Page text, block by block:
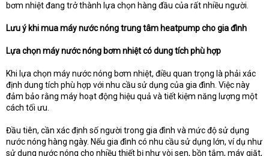
bơm nhiệt đang trở thành lựa chọn hàng đầu của rất nhiều người.
Lưu ý khi mua máy nước nóng trung tâm heatpump cho gia đình
Lựa chọn máy nước nóng bơm nhiệt có dung tích phù hợp
Khi lựa chọn máy nước nóng bơm nhiệt, điều quan trọng là phải xác
định dung tích phù hợp với nhu cầu sử dụng của gia đình. Việc này
đảm bảo rằng máy hoạt động hiệu quả và tiết kiệm năng lượng một
cách tối ưu.
Đầu tiên, cần xác định số người trong gia đình và mức độ sử dụng
nước nóng hàng ngày. Nếu gia đình có nhu cầu sử dụng lớn, ví dụ như
sử dụng nước nóng cho nhiều thiết bị như vòi sen, bồn tắm, máy giặt,